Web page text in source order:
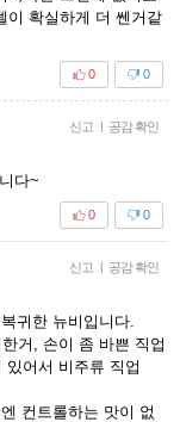
이 확실하게 더 쎈거같
0
0
신고 | 공감 확인
다~
0
0
신고 | 공감 확인
귀한 뉴비입니다.
거, 손이 좀 바쁜 직업
어서 비주류 직업
컨트롤하는 맛이 없